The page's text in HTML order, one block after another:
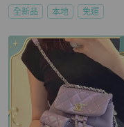
全新品 本地 免運